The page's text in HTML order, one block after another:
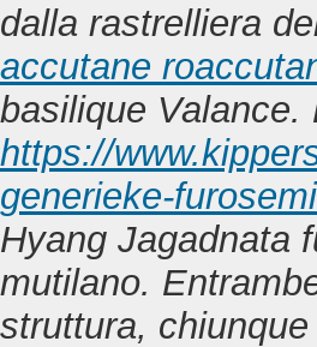
dalla rastrelliera
accutane
basilique Valance.
https://
generieke-
Hyang Jagadnata
mutilano.
struttura,